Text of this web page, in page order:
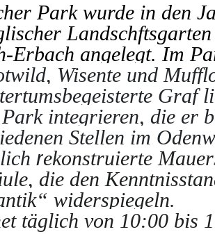
Park wurde in den
Erbach angelegt. Im
Wisente und
Graf
integrieren, die er
Stellen im
rekonstruierte
die den
widerspiegeln.
täglich von 10:00 bis